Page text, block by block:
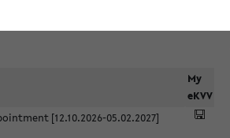
My
eKVV
[12.10.2026-05.02.2027]